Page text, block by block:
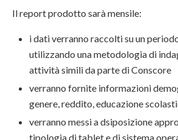
Il report prodotto sarà mensile:
i dati verranno raccolti su un
utilizzando una metodologia di
attività simili da parte di Conscore
verranno fornite informazioni
genere, reddito, educazione
verranno messi a dsiposizione
tipologia di tablet e di sistema